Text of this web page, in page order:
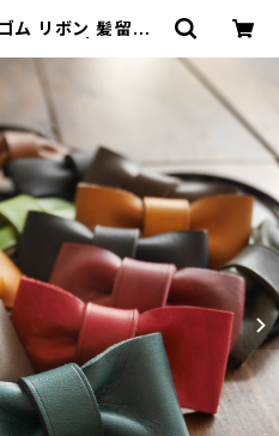
ム リボン 髪留め
クレス
ト)～